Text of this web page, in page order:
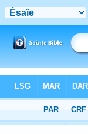
Chapitre 66> Verset 22